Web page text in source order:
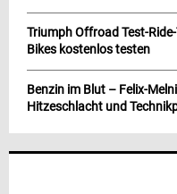
Triumph Offroad Test-
Bikes kostenlos testen
Benzin im Blut – Felix-
Hitzeschlacht und